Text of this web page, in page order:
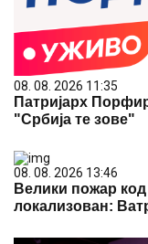
08. 08. 2026 11:35
Патријарх
"Србија те зове"
08. 08. 2026 13:46
Велики пожар
локализован: